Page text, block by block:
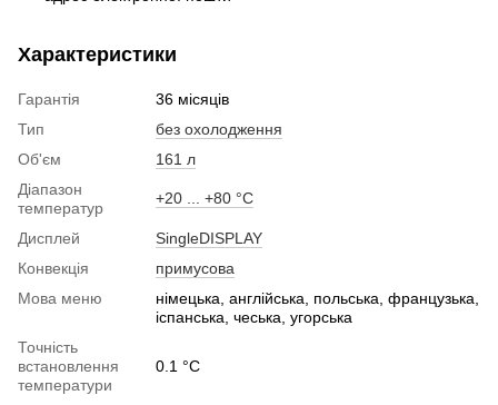
Характеристики
Гарантія
36 місяців
Тип
без охолодження
Об'єм
161 л
Діапазон
температур
+20 ... +80 °С
Дисплей
SingleDISPLAY
Конвекція
примусова
Мова меню
німецька, англійська, польська, французька,
іспанська, чеська, угорська
Точність
встановлення
температури
0.1 °C